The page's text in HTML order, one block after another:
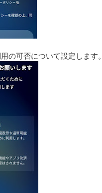
の可否について設定します。